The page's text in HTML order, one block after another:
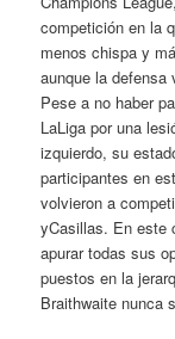
competición en la
menos chispa y
aunque la defensa
Pese a no haber
LaLiga por una
izquierdo, su
participantes en
volvieron a
yCasillas. En este
apurar todas sus
puestos en la
Braithwaite nunca